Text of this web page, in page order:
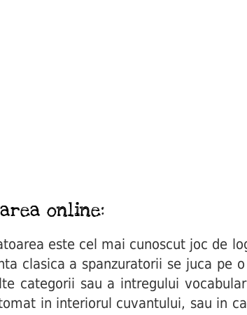
online:
este cel mai cunoscut joc de
clasica a spanzuratorii se juca pe
categorii sau a intregului
in interiorul cuvantului, sau in